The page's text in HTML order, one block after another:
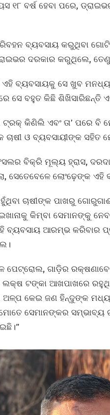
୧୮ ବର୍ଷ ହେବା ପରେ,
ବ୍ୟବସାୟ କରୁଥିବା
ଦରକାର କରୁଥିଲେ,
ବ୍ୟବସାୟକୁ ସେ ଖୁବ
ସେ ବହୁତ କିଛି
କିଣିଲି ଏବଂ ତା’ ପରେ ବି
ଓ ବ୍ୟବସାୟୀଙ୍କ ସହିତ
ବିକ୍ରି ମୂଲ୍ୟ ହ୍ରାସ,
ସେତେବେଳେ ଲୋଂଢ଼େଙ୍କ ଏହି
ଚାଷୀଙ୍କ ପାଖରୁ
କିମ୍ବା ସେମାନଙ୍କୁ
ବ୍ୟବସାୟ ଆରମ୍ଭ କରିବାର
ପେଟ୍ରୋଲ, ଗାଡ଼ିର
ଲକ୍ଷ ଟଙ୍କା ଆଖପାଖରେ
ଅଳ୍ପ କେଇ ଜଣ ହିନ୍ଦୁଙ୍କ
ସେମାନଙ୍କର